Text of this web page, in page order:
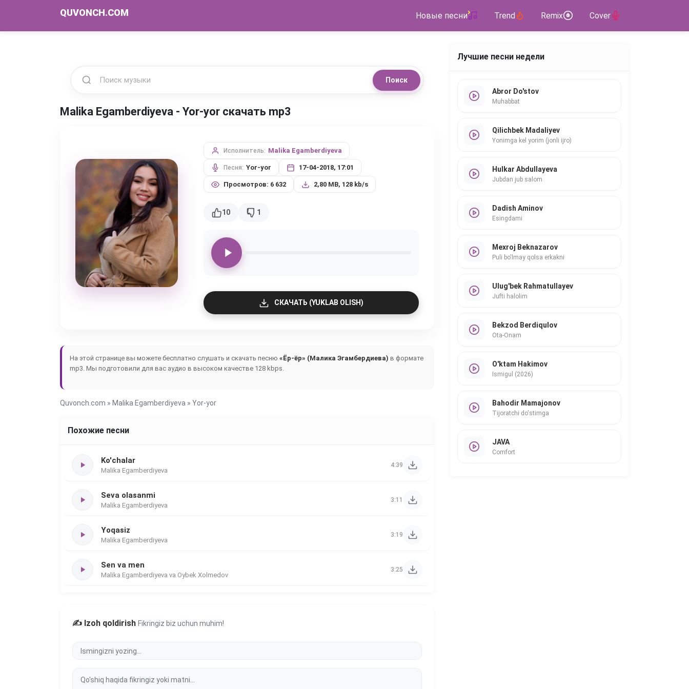
QUVONCH.COM Новые песни Trend Remix Cover
Поиск
Malika Egamberdiyeva - Yor-yor скачать mp3
Исполнитель: Malika Egamberdiyeva
Песня: Yor-yor 17-04-2018, 17:01
Просмотров: 6 632 2,80 MB, 128 kb/s
10 1
СКАЧАТЬ (YUKLAB OLISH)
На этой странице вы можете бесплатно слушать и скачать песню «Ёр-ёр» (Малика Эгамбердиева) в формате
mp3. Мы подготовили для вас аудио в высоком качестве 128 kbps.
Quvonch.com » Malika Egamberdiyeva » Yor-yor
Похожие песни
Ko'chalar
Malika Egamberdiyeva
4:39
Seva olasanmi
Malika Egamberdiyeva
3:11
Yoqasiz
Malika Egamberdiyeva
3:19
Sen va men
Malika Egamberdiyeva va Oybek Xolmedov
3:25
✍️ Izoh qoldirish Fikringiz biz uchun muhim!
Лучшие песни недели
Abror Do'stov
Muhabbat
Qilichbek Madaliyev
Yonimga kel yorim (jonli ijro)
Hulkar Abdullayeva
Jubdan jub salom
Dadish Aminov
Esingdami
Mexroj Beknazarov
Puli bo'lmay qolsa erkakni
Ulug'bek Rahmatullayev
Jufti halolim
Bekzod Berdiqulov
Ota-Onam
O'ktam Hakimov
Ismigul (2026)
Bahodir Mamajonov
Tijoratchi do'stimga
JAVA
Comfort